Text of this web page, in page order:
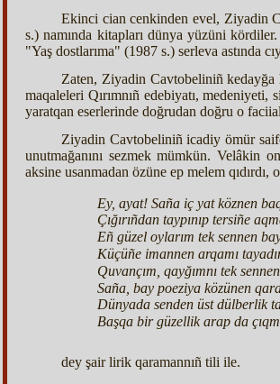
Ekinci cian cenkinden evel, Ziyadin
s.) namında kitapları dünya yüzüni
"Yaş dostlarıma" (1987 s.) serleva astında
Zaten, Ziyadin Cavtobeliniñ kedayğa
maqaleleri Qırımnıñ edebiyatı,
yaratqan eserlerinde doğrudan doğru o
Ziyadin Cavtobeliniñ icadiy ömür
unutmağanını sezmek mümkün. Velâkin
aksine usanmadan özüne ep melem qıdırdı,
Ey, ayat! Saña iç yat köznen
Çığırıñdan taypınıp tersiñe
Eñ güzel oylarım tek sennen
Küçüñe imannen arqamı
Quvançım, qayğımnı tek
Saña, bay poeziya közünen
Dünyada senden üst dülberlik
Başqa bir güzellik arap da
dey şair lirik qaramannıñ tili ile.